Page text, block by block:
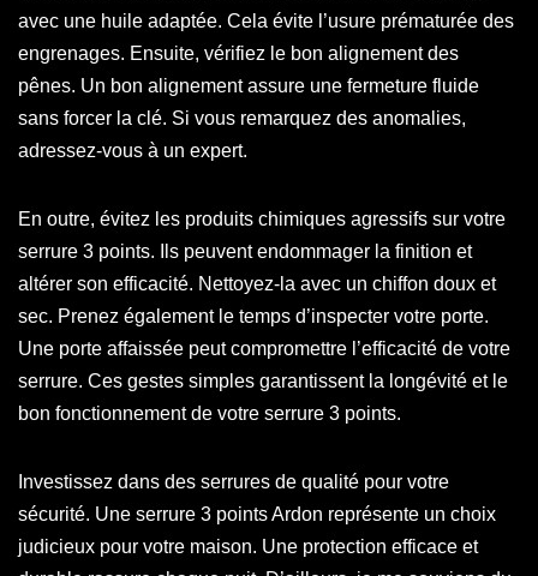
avec une huile adaptée. Cela évite l’usure prématurée des
engrenages. Ensuite, vérifiez le bon alignement des
pênes. Un bon alignement assure une fermeture fluide
sans forcer la clé. Si vous remarquez des anomalies,
adressez-vous à un expert.
En outre, évitez les produits chimiques agressifs sur votre
serrure 3 points. Ils peuvent endommager la finition et
altérer son efficacité. Nettoyez-la avec un chiffon doux et
sec. Prenez également le temps d’inspecter votre porte.
Une porte affaissée peut compromettre l’efficacité de votre
serrure. Ces gestes simples garantissent la longévité et le
bon fonctionnement de votre serrure 3 points.
Investissez dans des serrures de qualité pour votre
sécurité. Une serrure 3 points Ardon représente un choix
judicieux pour votre maison. Une protection efficace et